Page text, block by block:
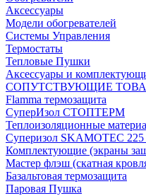
Аксессуары
Модели обогревателей
Системы Управления
Термостаты
Тепловые Пушки
Аксессуары и
СОПУТСТВУЮЩИЕ
Flamma термозащита
СуперИзол СТОПТЕРМ
Теплоизоляционные
Суперизол SKAMOTEC 225
Комплектующие (экраны
Мастер флэш (скатная
Базальтовая термозащита
Паровая Пушка